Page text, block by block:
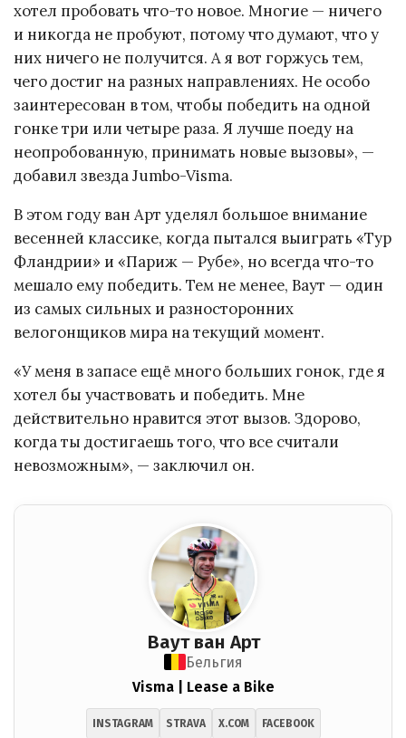
хотел пробовать что-то новое. Многие — ничего
и никогда не пробуют, потому что думают, что у
них ничего не получится. А я вот горжусь тем,
чего достиг на разных направлениях. Не особо
заинтересован в том, чтобы победить на одной
гонке три или четыре раза. Я лучше поеду на
неопробованную, принимать новые вызовы», —
добавил звезда Jumbo-Visma.
В этом году ван Арт уделял большое внимание
весенней классике, когда пытался выиграть «Тур
Фландрии» и «Париж — Рубе», но всегда что-то
мешало ему победить. Тем не менее, Ваут — один
из самых сильных и разносторонних
велогонщиков мира на текущий момент.
«У меня в запасе ещё много больших гонок, где я
хотел бы участвовать и победить. Мне
действительно нравится этот вызов. Здорово,
когда ты достигаешь того, что все считали
невозможным», — заключил он.
Ваут ван Арт
Бельгия
Visma | Lease a Bike
INSTAGRAM STRAVA X.COM FACEBOOK